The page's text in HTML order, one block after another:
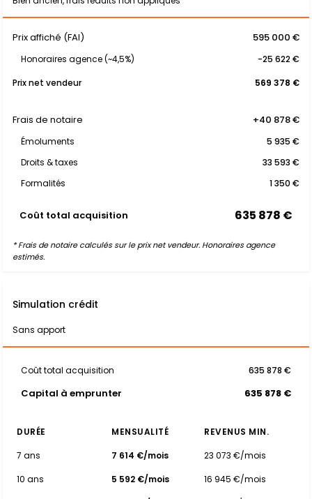
Prix affiché (FAI) 595 000 €
Honoraires agence (~4,5%)
-25 622 €
Prix net vendeur
569 378 €
Frais de notaire +40 878 €
Émoluments
5 935 €
Droits & taxes
33 593 €
Formalités
1 350 €
Coût total acquisition 635 878 €
* Frais de notaire calculés sur le prix net vendeur. Honoraires agence
estimés.
Simulation crédit
Sans apport
Coût total acquisition 635 878 €
Capital à emprunter 635 878 €
DURÉE MENSUALITÉ
REVENUS MIN.
7 ans
7 614 €/mois
23 073 €/mois
10 ans
5 592 €/mois
16 945 €/mois